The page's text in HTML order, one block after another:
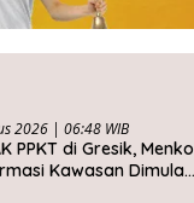
2026 | 06:48 WIB
PPKT di Gresik, Menko
Kawasan Dimulai